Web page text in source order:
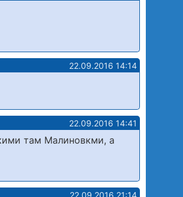
22.09.2016 14:14
22.09.2016 14:41
там Малиновкми, а
22.09.2016 21:14